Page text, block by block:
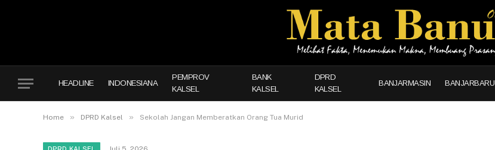
HEADLINE INDONESIANA
PEMPROV
KALSEL
BANK
KALSEL
DPRD
KALSEL
BANJARMASIN BANJARBARU
Home » DPRD Kalsel » Sekolah Jangan Memberatkan Orang Tua Murid